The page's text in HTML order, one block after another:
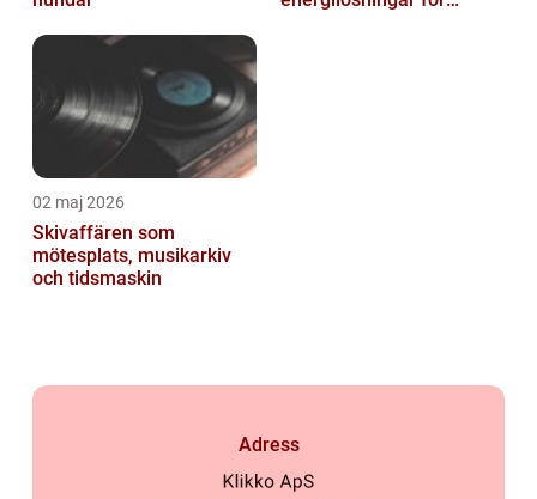
02 maj 2026
Skivaffären som
mötesplats, musikarkiv
och tidsmaskin
Adress